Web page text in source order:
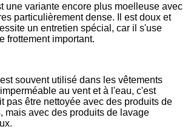
une variante encore plus moelleuse avec
particulièrement dense. Il est doux et
un entretien spécial, car il s'use
frottement important.
souvent utilisé dans les vêtements
au vent et à l'eau, c'est
pas être nettoyée avec des produits de
mais avec des produits de lavage